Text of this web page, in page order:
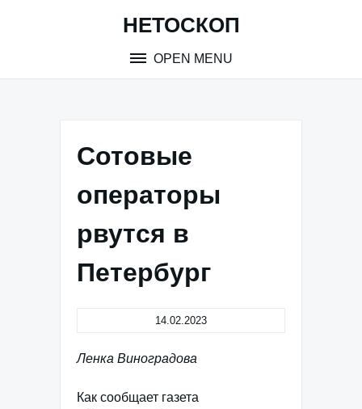
НЕТОСКОП
OPEN MENU
Сотовые
операторы
рвутся в
Петербург
14.02.2023
Ленка Виноградова
Как сообщает газета